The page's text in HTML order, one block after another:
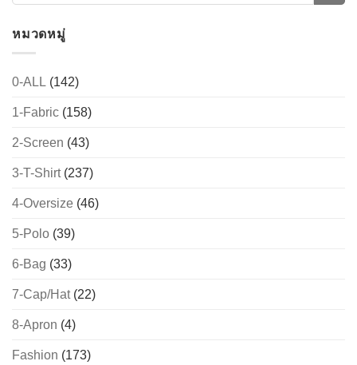
หมวดหมู่
0-ALL (142)
1-Fabric (158)
2-Screen (43)
3-T-Shirt(237)
4-Oversize (46)
5-Polo (39)
6-Bag (33)
7-Cap/Hat(22)
8-Apron (4)
Fashion (173)